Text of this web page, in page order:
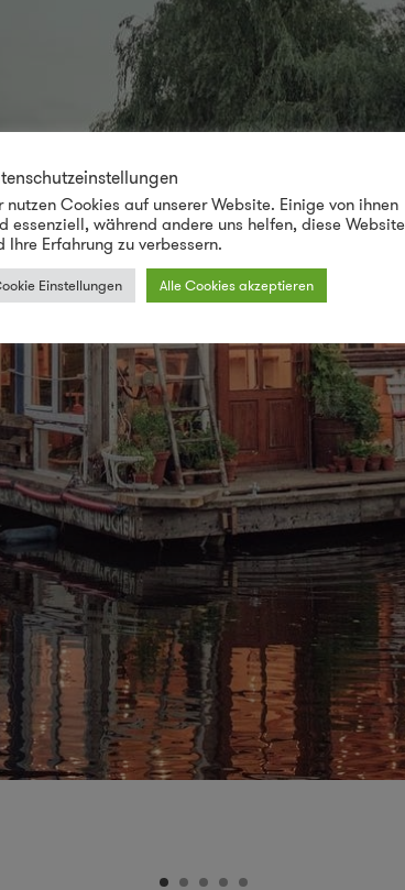
nutzen Cookies auf unserer Website. Einige von ihnen
essenziell, während andere uns helfen, diese Website
Ihre Erfahrung zu verbessern.
Einstellungen Alle Cookies akzeptieren